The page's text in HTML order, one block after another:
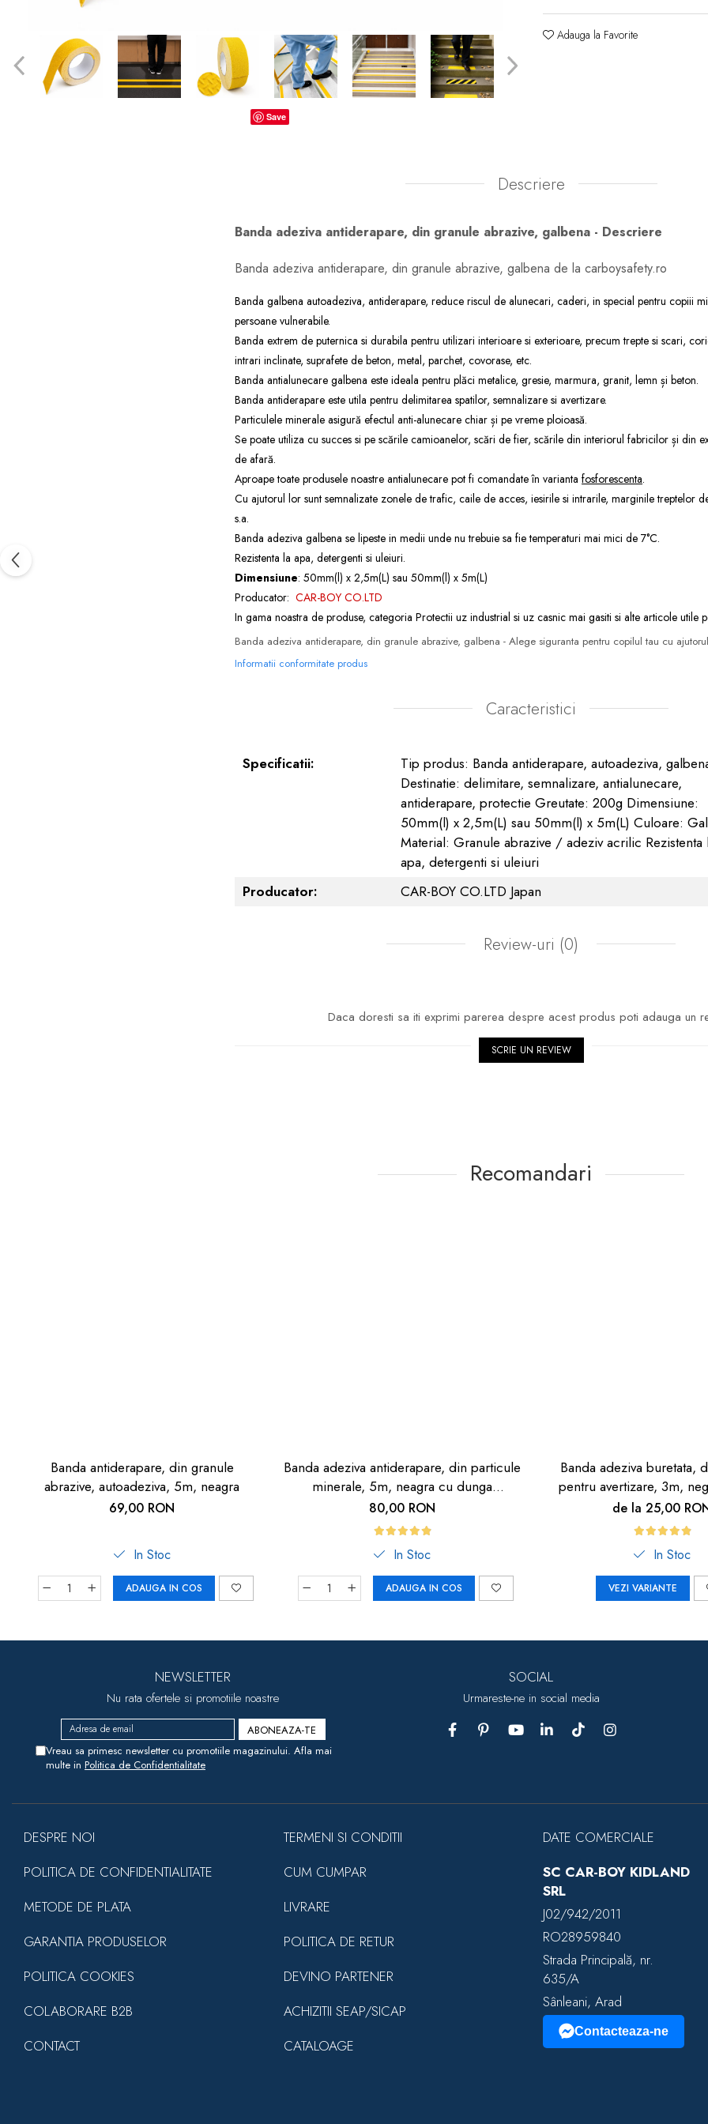
Produse îngrijire copii
Igiena copii
Save
Adauga la Favorite
Descriere
Banda adeziva antiderapare, din granule abrazive, galbena - Descriere
Banda adeziva antiderapare, din granule abrazive, galbena de la carboysafety.ro
Banda galbena autoadeziva, antiderapare, reduce riscul de alunecari, caderi, in special pentru copiii
persoane vulnerabile.
Banda extrem de puternica si durabila pentru utilizari interioare si exterioare, precum trepte si scari,
intrari inclinate, suprafete de beton, metal, parchet, covorase, etc.
Banda antialunecare galbena este ideala pentru plăci metalice, gresie, marmura, granit, lemn și beton.
Banda antiderapare este utila pentru delimitarea spatilor, semnalizare si avertizare.
Particulele minerale asigură efectul anti-alunecare chiar și pe vreme ploioasă.
Se poate utiliza cu succes si pe scările camioanelor, scări de fier, scările din interiorul fabricilor și din
de afară.
Aproape toate produsele noastre antialunecare pot fi comandate în varianta fosforescenta.
Cu ajutorul lor sunt semnalizate zonele de trafic, caile de acces, iesirile si intrarile, marginile treptelor
s.a.
Banda adeziva galbena se lipeste in medii unde nu trebuie sa fie temperaturi mai mici de 7°C.
Rezistenta la apa, detergenti si uleiuri.
Dimensiune: 50mm(l) x 2,5m(L) sau 50mm(l) x 5m(L)
Producator: CAR-BOY CO.LTD
In gama noastra de produse, categoria Protectii uz industrial si uz casnic mai gasiti si alte articole utile
Banda adeziva antiderapare, din granule abrazive, galbena - Alege siguranta pentru copilul tau cu
Informatii conformitate produs
Caracteristici
Specificatii:
Tip produs: Banda antiderapare, autoadeziva,
Destinatie: delimitare, semnalizare, antialunecare,
antiderapare, protectie Greutate: 200g Dimensiune:
50mm(l) x 2,5m(L) sau 50mm(l) x 5m(L) Culoare:
Material: Granule abrazive / adeziv acrilic Rezistenta
apa, detergenti si uleiuri
Producator:
CAR-BOY CO.LTD Japan
Review-uri (0)
Daca doresti sa iti exprimi parerea despre acest produs poti adauga un
SCRIE UN REVIEW
Recomandari
Banda antiderapare, din granule
abrazive, autoadeziva, 5m, neagra
69,00 RON
In Stoc
ADAUGA IN COS
Banda adeziva antiderapare, din particule
minerale, 5m, neagra cu dunga
fosforescenta
80,00 RON
In Stoc
ADAUGA IN COS
Banda adeziva buretata,
pentru avertizare, 3m,
de la 25,00
In Stoc
VEZI VARIANTE
NEWSLETTER
Nu rata ofertele si promotiile noastre
Vreau sa primesc newsletter cu promotiile magazinului. Afla mai
multe in Politica de Confidentialitate
SOCIAL
Urmareste-ne in social media
DESPRE NOI
POLITICA DE CONFIDENTIALITATE
METODE DE PLATA
GARANTIA PRODUSELOR
POLITICA COOKIES
COLABORARE B2B
CONTACT
TERMENI SI CONDITII
CUM CUMPAR
LIVRARE
POLITICA DE RETUR
DEVINO PARTENER
ACHIZITII SEAP/SICAP
CATALOAGE
DATE COMERCIALE
SC CAR-BOY KIDLAND
SRL
J02/942/2011
RO28959840
Strada Principală, nr.
635/A
Sânleani, Arad
Contacteaza-ne